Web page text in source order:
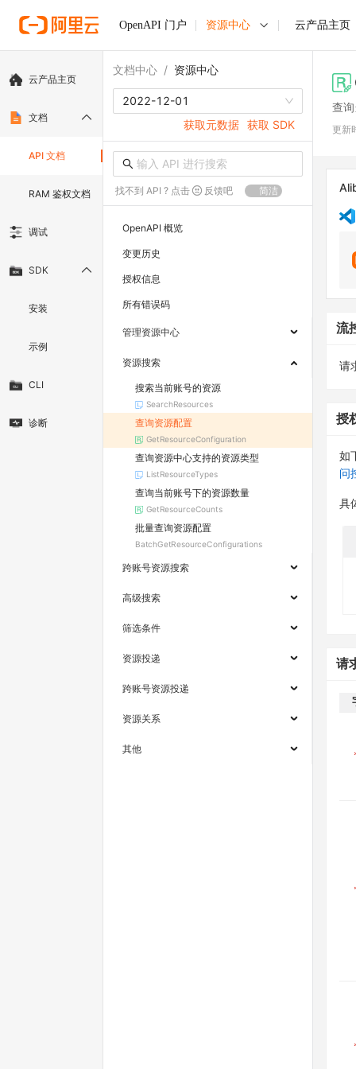
OpenAPI 门户 资源中心 云产品主页
云产品主页
文档
API 文档
RAM 鉴权文档
调试
SDK
安装
示例
CLI
诊断
文档中心 / 资源中心
2022-12-01
获取元数据 获取 SDK
找不到 API ? 点击 反馈吧 简洁
OpenAPI 概览
变更历史
授权信息
所有错误码
管理资源中心
资源搜索
搜索当前账号的资源
SearchResources
查询资源配置
GetResourceConfiguration
查询资源中心支持的资源类型
ListResourceTypes
查询当前账号下的资源数量
GetResourceCounts
批量查询资源配置
BatchGetResourceConfigurations
跨账号资源搜索
高级搜索
筛选条件
资源投递
跨账号资源投递
资源关系
其他
查
更新
流
请
授
如
问
具
请